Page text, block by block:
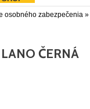
osobného zabezpečenia »
ČERNÁ